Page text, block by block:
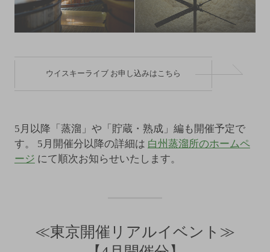
ウイスキーライブ お申し込みはこちら
5月以降「蒸溜」や「貯蔵・熟成」編も開催予定で
す。
5月開催分以降の詳細は 白州蒸溜所のホームペ
ージ にて順次お知らせいたします。
≪東京開催リアルイベント≫